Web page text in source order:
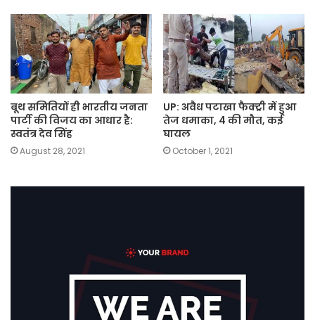
बूथ समितियों ही भारतीय जनता
पार्टी की विजय का आधार है:
स्वतंत्र देव सिंह
August 28, 2021
UP: अवैध पटाखा फैक्ट्री में हुआ
तेज धमाका, 4 की मौत, कई
घायल
October 1, 2021